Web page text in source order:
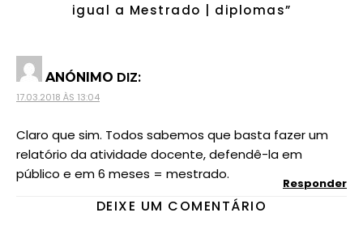
igual a Mestrado | diplomas”
ANÓNIMO DIZ:
17.03.2018 ÀS 13:04
Claro que sim. Todos sabemos que basta fazer um
relatório da atividade docente, defendê-la em
público e em 6 meses = mestrado.
Responder
DEIXE UM COMENTÁRIO